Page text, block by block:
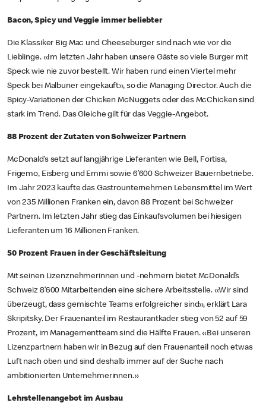
Bacon, Spicy und Veggie immer beliebter
Die Klassiker Big Mac und Cheeseburger sind nach wie vor die
Lieblinge. «Im letzten Jahr haben unsere Gäste so viele Burger mit
Speck wie nie zuvor bestellt. Wir haben rund einen Viertel mehr
Speck bei Malbuner eingekauft», so die Managing Director. Auch die
Spicy-Variationen der Chicken McNuggets oder des McChicken sind
stark im Trend. Das Gleiche gilt für das Veggie-Angebot.
88 Prozent der Zutaten von Schweizer Partnern
McDonald’s setzt auf langjährige Lieferanten wie Bell, Fortisa,
Frigemo, Eisberg und Emmi sowie 6’600 Schweizer Bauernbetriebe.
Im Jahr 2023 kaufte das Gastrounternehmen Lebensmittel im Wert
von 235 Millionen Franken ein, davon 88 Prozent bei Schweizer
Partnern. Im letzten Jahr stieg das Einkaufsvolumen bei hiesigen
Lieferanten um 16 Millionen Franken.
50 Prozent Frauen in der Geschäftsleitung
Mit seinen Lizenznehmerinnen und -nehmern bietet McDonald’s
Schweiz 8’600 Mitarbeitenden eine sichere Arbeitsstelle. «Wir sind
überzeugt, dass gemischte Teams erfolgreicher sind», erklärt Lara
Skripitsky. Der Frauenanteil im Restaurantkader stieg von 52 auf 59
Prozent, im Managementteam sind die Hälfte Frauen. «Bei unseren
Lizenzpartnern haben wir in Bezug auf den Frauenanteil noch etwas
Luft nach oben und sind deshalb immer auf der Suche nach
ambitionierten Unternehmerinnen.»
Lehrstellenangebot im Ausbau